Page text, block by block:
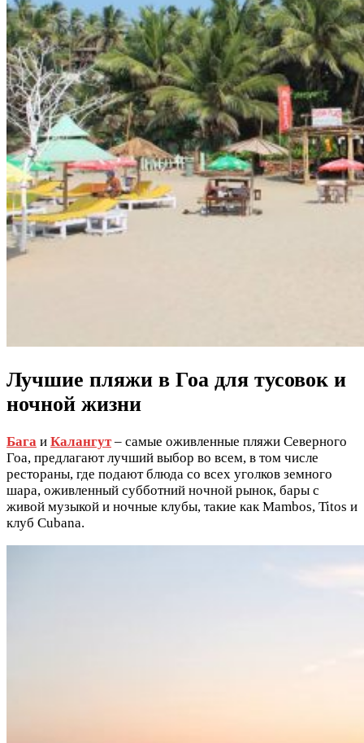
Лучшие пляжи в Гоа для тусовок и
ночной жизни
Бага и Калангут– самые оживленные пляжи Северного
Гоа, предлагают лучший выбор во всем, в том числе
рестораны, где подают блюда со всех уголков земного
шара, оживленный субботний ночной рынок, бары с
живой музыкой и ночные клубы, такие как Mambos, Titos и
клуб Cubana.